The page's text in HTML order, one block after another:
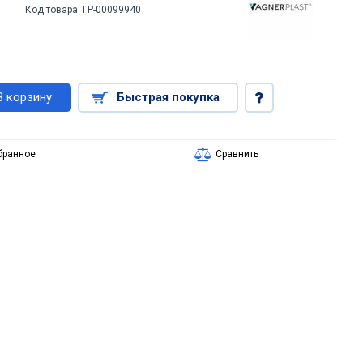
Код товара: ГР-00099940
корзину Быстрая покупка
Сравнить